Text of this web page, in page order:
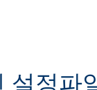
설정파